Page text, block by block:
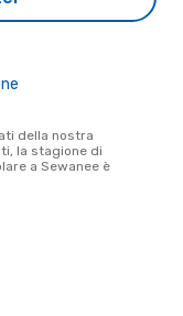
la stagione di
a Sewanee è